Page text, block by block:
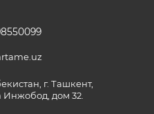
г. Ташкент,
Инжобод, дом 32.